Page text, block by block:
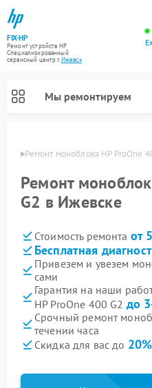
FIX-HP
Ремонт устройств HP
Специализированный
cервисный центр г.Ижевск
Мы ремонтируем
Ремонт моноблока HP ProOne
Ремонт
G2 в Ижевске
Стоимость ремонта от
Бесплатная
Привезем и увезем
сами
Гарантия на наши
HP ProOne 400 G2 до
Срочный ремонт
течении часа
Скидка для вас до 20%